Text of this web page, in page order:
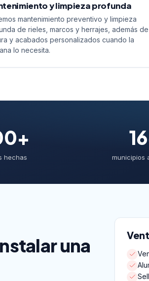
y limpieza profunda
mantenimiento preventivo y limpieza
de rieles, marcos y herrajes, además de
y acabados personalizados cuando la
lo necesita.
hechas municipios
una